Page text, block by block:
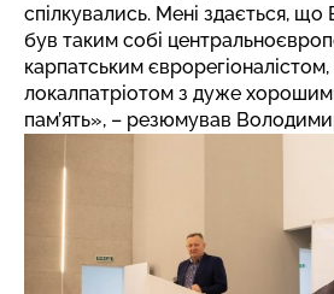
спілкувались. Мені здається,
був таким собі
карпатським
локалпатріотом з дуже
пам’ять», – резюмував